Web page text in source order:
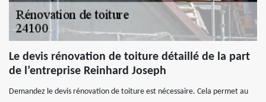
Le devis rénovation de toiture détaillé de la part
de l’entreprise Reinhard Joseph
Demandez le devis rénovation de toiture est nécessaire. Cela permet au